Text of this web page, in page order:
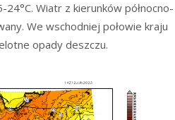
Wiatr z kierunków północno-
We wschodniej połowie kraju
opady deszczu.